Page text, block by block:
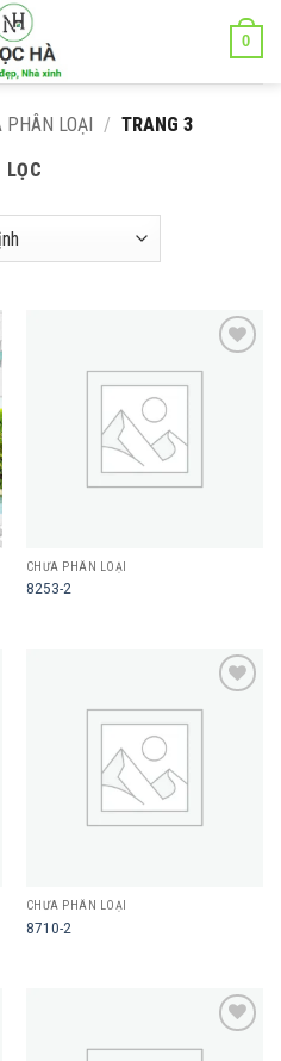
0
PHÂN LOẠI / TRANG 3
LỌC
CHƯA PHÂN LOẠI
8253-2
CHƯA PHÂN LOẠI
8710-2